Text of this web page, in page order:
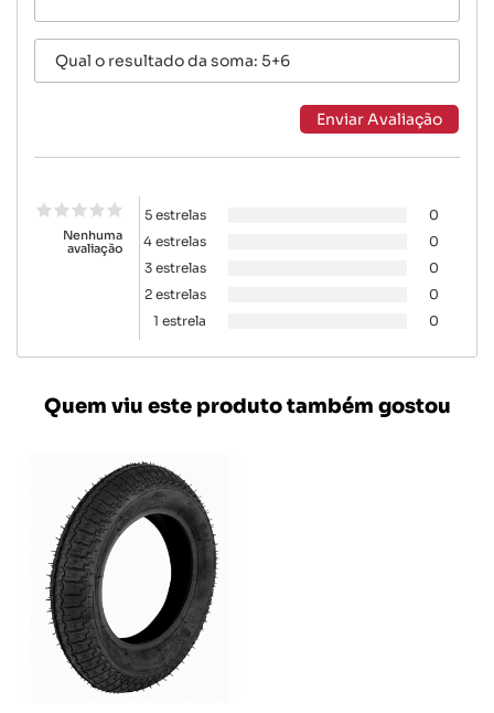
Nenhuma
avaliação
5 estrelas
0
4 estrelas
0
3 estrelas
0
2 estrelas
0
1 estrela
0
Quem viu este produto também gostou